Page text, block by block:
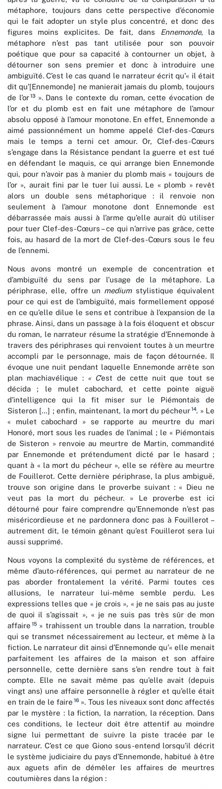
métaphore, toujours dans cette perspective d’économie
qui le fait adopter un style plus concentré, et donc des
figures moins explicites. De fait, dans Ennemonde, la
métaphore n’est pas tant utilisée pour son pouvoir
poétique que pour sa capacité à contourner un objet, à
détourner son sens premier et donc à introduire une
ambiguïté. C’est le cas quand le narrateur écrit qu’« il était
dit qu’[Ennemonde] ne manierait jamais du plomb, toujours
de l’or13». Dans le contexte du roman, cette évocation de
l’or et du plomb est en fait une métaphore de l’amour
absolu opposé à l’amour monotone. En effet, Ennemonde a
aimé passionnément un homme appelé Clef-des-Cœurs
mais le temps a terni cet amour. Or, Clef-des-Cœurs
s’engage dans la Résistance pendant la guerre et est tué
en défendant le maquis, ce qui arrange bien Ennemonde
qui, pour n’avoir pas à manier du plomb mais « toujours de
l’or », aurait fini par le tuer lui aussi. Le « plomb » revêt
alors un double sens métaphorique : il renvoie non
seulement à l’amour monotone dont Ennemonde est
débarrassée mais aussi à l’arme qu’elle aurait dû utiliser
pour tuer Clef-des-Cœurs – ce qui n’arrive pas grâce, cette
fois, au hasard de la mort de Clef-des-Cœurs sous le feu
de l’ennemi.
Nous avons montré un exemple de concentration et
d’ambiguïté du sens par l’usage de la métaphore. La
périphrase, elle, offre un mediumstylistique équivalent
pour ce qui est de l’ambiguïté, mais formellement opposé
en ce qu’elle dilue le sens et contribue à l’expansion de la
phrase. Ainsi, dans un passage à la fois éloquent et obscur
du roman, le narrateur résume la stratégie d’Ennemonde à
travers des périphrases qui renvoient toutes à un meurtre
accompli par le personnage, mais de façon détournée. Il
évoque une nuit pendant laquelle Ennemonde arrête son
plan machiavélique : « C’est de cette nuit que tout se
décida ; le mulet cabochard, et cette pointe aiguë
d’intelligence qui la fit miser sur le Piémontais de
Sisteron […] ; enfin, maintenant, la mort du pécheur 14. » Le
« mulet cabochard » se rapporte au meurtre du mari
Honoré, mort sous les ruades de l’animal ; le « Piémontais
de Sisteron » renvoie au meurtre de Martin, commandité
par Ennemonde et prétendument dicté par le hasard ;
quant à « la mort du pécheur », elle se réfère au meurtre
de Fouillerot. Cette dernière périphrase, la plus ambiguë,
trouve son origine dans le proverbe suivant : « Dieu ne
veut pas la mort du pécheur. » Le proverbe est ici
détourné pour faire comprendre qu’Ennemonde n’est pas
miséricordieuse et ne pardonnera donc pas à Fouillerot –
autrement dit, le témoin gênant qu’est Fouillerot sera lui
aussi supprimé.
Nous voyons la complexité du système de références, et
même d’auto-références, qui permet au narrateur de ne
pas aborder frontalement la vérité. Parmi toutes ces
allusions, le narrateur lui-même semble perdu. Les
expressions telles que « je crois », « je ne sais pas au juste
de quoi il s’agissait », « je ne suis pas très sûr de mon
affaire 15» trahissent un trouble dans la narration, trouble
qui se transmet nécessairement au lecteur, et même à la
fiction. Le narrateur dit ainsi d’Ennemonde qu’« elle menait
parfaitement les affaires de la maison et son affaire
personnelle, cette dernière sans s’en rendre tout à fait
compte. Elle ne savait même pas qu’elle avait (depuis
vingt ans) une affaire personnelle à régler et qu’elle était
en train de le faire 16». Tous les niveaux sont donc affectés
par le mystère : la fiction, la narration, la réception. Dans
ces conditions, le lecteur doit être attentif au moindre
signe lui permettant de suivre la piste tracée par le
narrateur. C’est ce que Giono sous-entend lorsqu’il décrit
le système judiciaire du pays d’Ennemonde, habitué à être
aux aguets afin de démêler les affaires de meurtres
coutumières dans la région :